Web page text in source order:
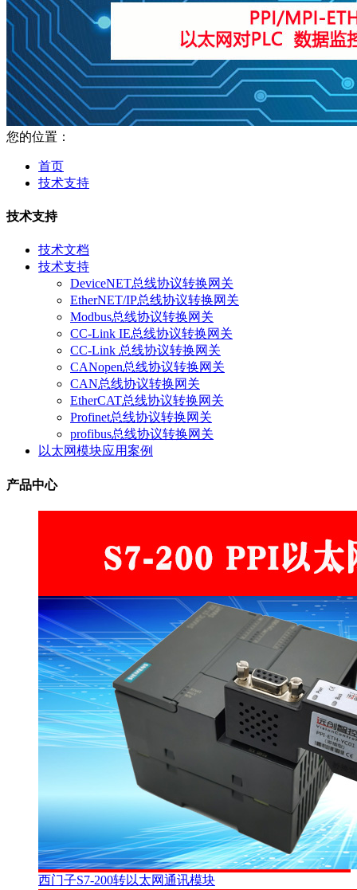
您的位置：
首页
技术支持
技术支持
技术文档
技术支持
DeviceNET总线协议转换网关
EtherNET/IP总线协议转换网关
Modbus总线协议转换网关
CC-Link IE总线协议转换网关
CC-Link 总线协议转换网关
CANopen总线协议转换网关
CAN总线协议转换网关
EtherCAT总线协议转换网关
Profinet总线协议转换网关
profibus总线协议转换网关
以太网模块应用案例
产品中心
西门子S7-200转以太网通讯模块